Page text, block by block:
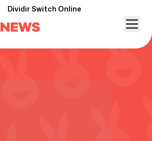
Dividir Switch Online